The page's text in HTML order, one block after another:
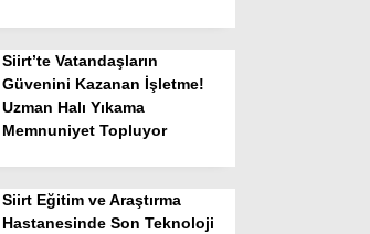
Siirt’te Vatandaşların
Güvenini Kazanan İşletme!
Uzman Halı Yıkama
Memnuniyet Topluyor
Siirt Eğitim ve Araştırma
Hastanesinde Son Teknoloji